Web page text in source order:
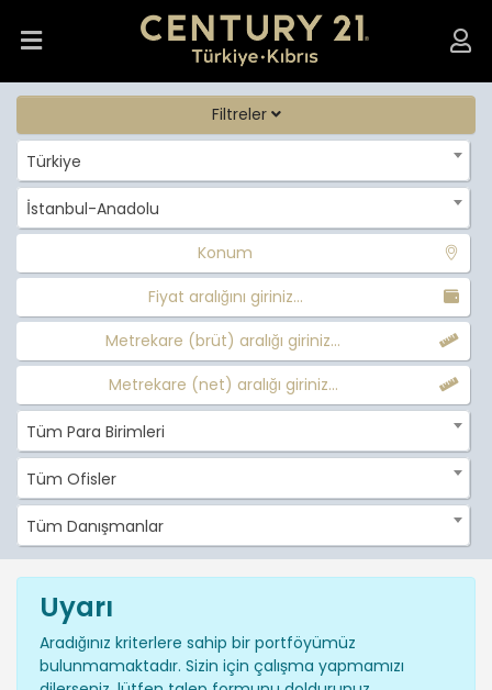
Filtreler
Türkiye
İstanbul-Anadolu
Konum
Fiyat aralığını giriniz...
Metrekare (brüt) aralığı giriniz...
Metrekare (net) aralığı giriniz...
Tüm Para Birimleri
Tüm Ofisler
Tüm Danışmanlar
Uyarı
Aradığınız kriterlere sahip bir portföyümüz
bulunmamaktadır. Sizin için çalışma yapmamızı